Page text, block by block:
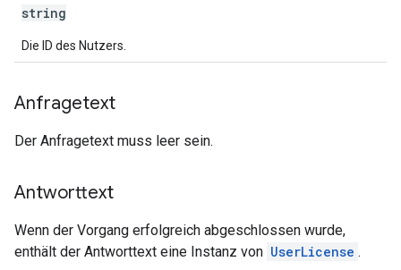
string
Die ID des Nutzers.
Anfragetext
Der Anfragetext muss leer sein.
Antworttext
Wenn der Vorgang erfolgreich abgeschlossen wurde,
enthält der Antworttext eine Instanz von UserLicense .